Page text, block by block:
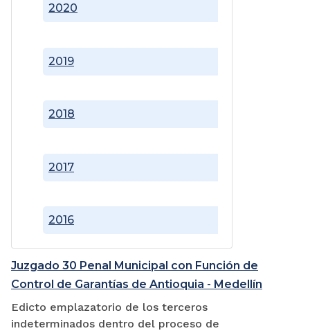
2016
2017
2018
2019
2020
Juzgado 30 Penal Municipal con Función de
Control de Garantías de Antioquia - Medellín
Edicto emplazatorio de los terceros
indeterminados dentro del proceso de